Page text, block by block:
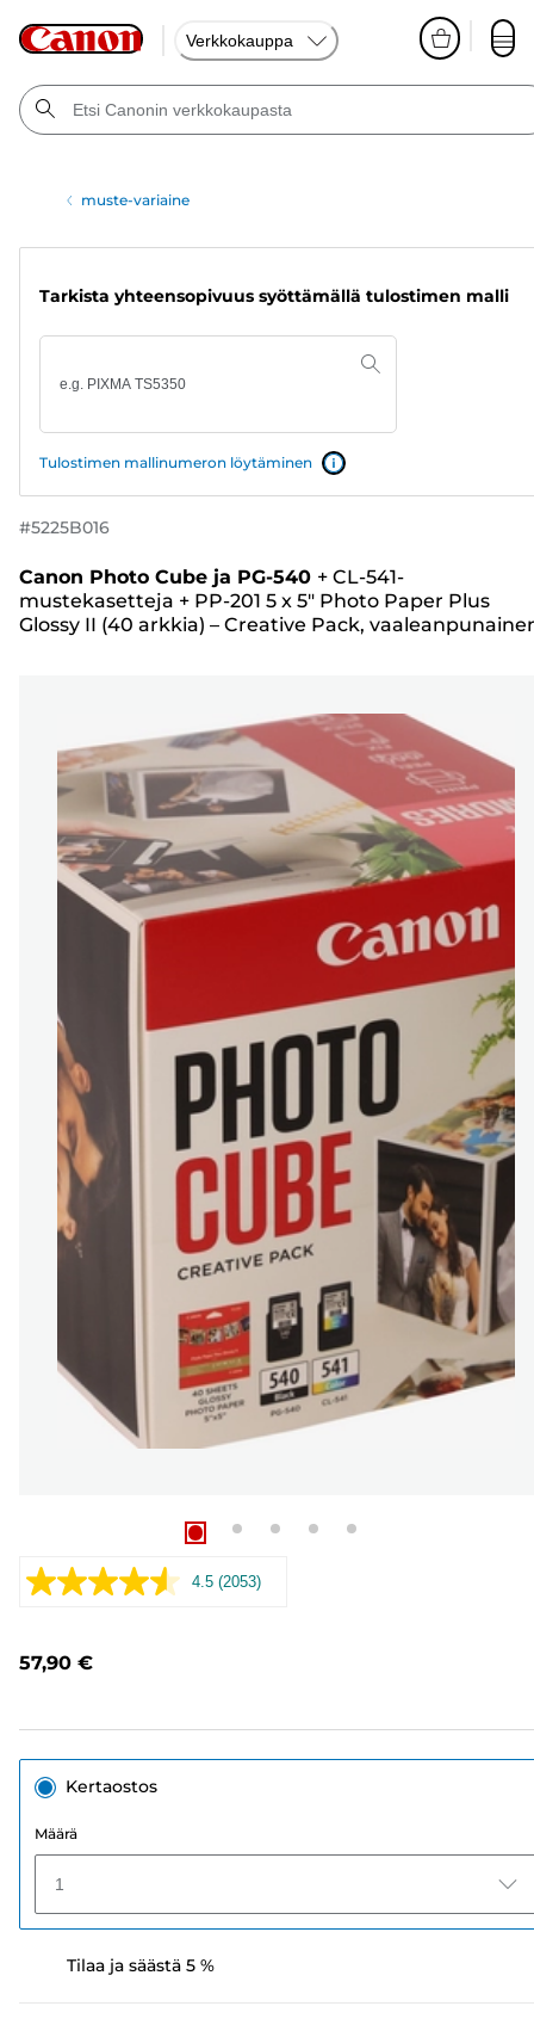
Verkkokauppa
muste-variaine
Tarkista yhteensopivuus syöttämällä tulostimen malli
Tulostimen mallinumeron löytäminen
#5225B016
Canon Photo Cube ja PG-540 + CL-541-
mustekasetteja + PP-201 5 x 5" Photo Paper Plus
Glossy II (40 arkkia) – Creative Pack,
4.5 Lue
(2053)
57,90 €
Kertaostos
Määrä
1
Tilaa ja säästä 5 %